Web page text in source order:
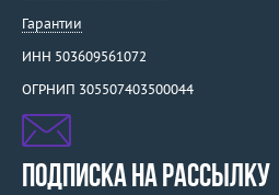
Гарантии
ИНН 503609561072
ОГРНИП 305507403500044
ПОДПИСКА НА РАССЫЛКУ